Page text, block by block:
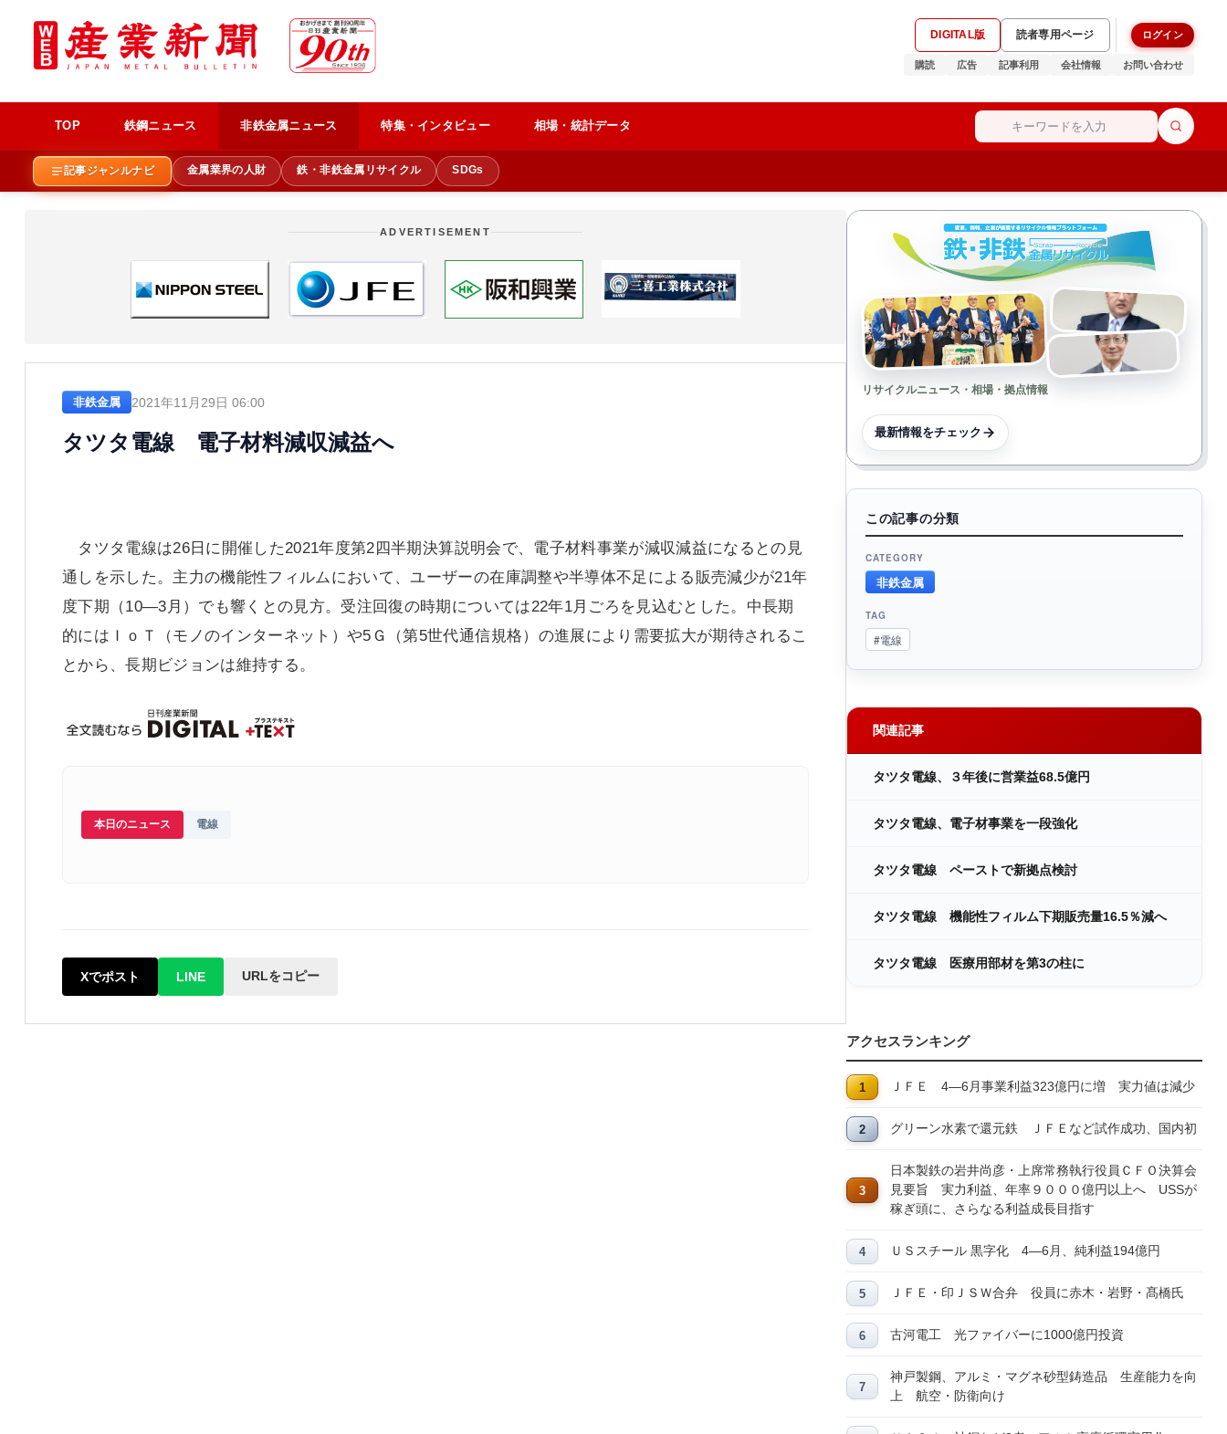
DIGITAL版 読者専用ページ ログイン
購読 広告 記事利用 会社情報 お問い合わせ
TOP 鉄鋼ニュース 非鉄金属ニュース 特集・インタビュー 相場・統計データ
記事ジャンルナビ 金属業界の人財 鉄・非鉄金属リサイクル SDGs
ADVERTISEMENT
非鉄金属 2021年11月29日 06:00
タツタ電線 電子材料減収減益へ
タツタ電線は26日に開催した2021年度第2四半期決算説明会で、電子材料事業が減収減益になるとの見
通しを示した。主力の機能性フィルムにおいて、ユーザーの在庫調整や半導体不足による販売減少が21年
度下期（10―3月）でも響くとの見方。受注回復の時期については22年1月ごろを見込むとした。中長期
的にはＩｏＴ（モノのインターネット）や5Ｇ（第5世代通信規格）の進展により需要拡大が期待されるこ
とから、長期ビジョンは維持する。
本日のニュース 電線
Xでポスト LINE URLをコピー
リサイクルニュース・相場・拠点情報
最新情報をチェック
この記事の分類
CATEGORY
非鉄金属
TAG
#電線
関連記事
タツタ電線、３年後に営業益68.5億円
タツタ電線、電子材事業を一段強化
タツタ電線 ペーストで新拠点検討
タツタ電線 機能性フィルム下期販売量16.5％減へ
タツタ電線 医療用部材を第3の柱に
アクセスランキング
ＪＦＥ 4―6月事業利益323億円に増 実力値は減少
グリーン水素で還元鉄 ＪＦＥなど試作成功、国内初
日本製鉄の岩井尚彦・上席常務執行役員ＣＦＯ決算会
見要旨 実力利益、年率９０００億円以上へ USSが
稼ぎ頭に、さらなる利益成長目指す
ＵＳスチール 黒字化 4―6月、純利益194億円
ＪＦＥ・印ＪＳＷ合弁 役員に赤木・岩野・髙橋氏
古河電工 光ファイバーに1000億円投資
神戸製鋼、アルミ・マグネ砂型鋳造品 生産能力を向
上 航空・防衛向け